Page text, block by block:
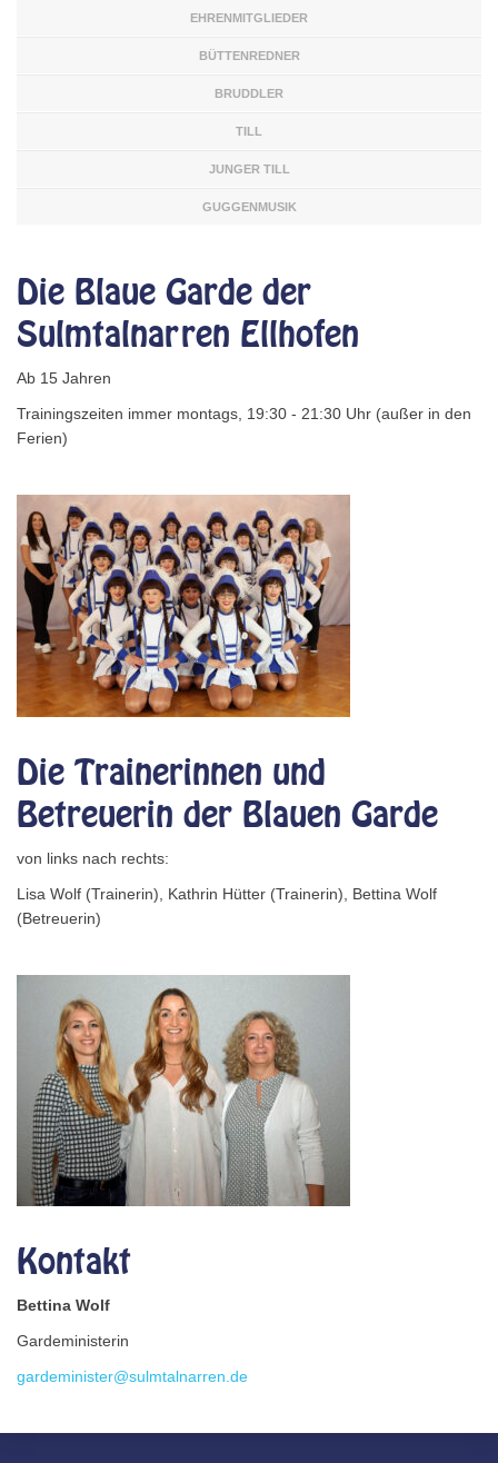
EHRENMITGLIEDER
BÜTTENREDNER
BRUDDLER
TILL
JUNGER TILL
GUGGENMUSIK
Die Blaue Garde der
Sulmtalnarren Ellhofen
Ab 15 Jahren
Trainingszeiten immer montags, 19:30 - 21:30 Uhr (außer in den
Ferien)
Die Trainerinnen und
Betreuerin der Blauen Garde
von links nach rechts:
Lisa Wolf (Trainerin), Kathrin Hütter (Trainerin), Bettina Wolf
(Betreuerin)
Kontakt
Bettina Wolf
Gardeministerin
gardeminister@sulmtalnarren.de